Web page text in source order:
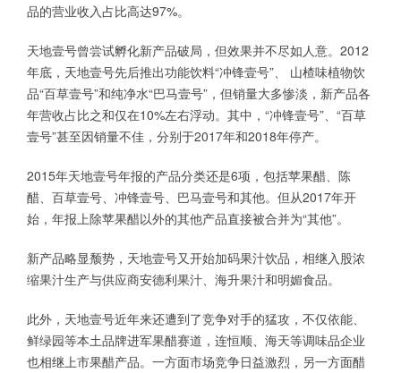
品的营业收入占比高达97%。
天地壹号曾尝试孵化新产品破局，但效果并不尽如人意。2012
年底，天地壹号先后推出功能饮料“冲锋壹号”、 山楂味植物饮
品“百草壹号”和纯净水“巴马壹号”，但销量大多惨淡，新产品各
年营收占比之和仅在10%左右浮动。其中，“冲锋壹号”、“百草
壹号”甚至因销量不佳，分别于2017年和2018年停产。
2015年天地壹号年报的产品分类还是6项，包括苹果醋、陈
醋、百草壹号、冲锋壹号、巴马壹号和其他。但从2017年开
始，年报上除苹果醋以外的其他产品直接被合并为“其他”。
新产品略显颓势，天地壹号又开始加码果汁饮品，相继入股浓
缩果汁生产与供应商安德利果汁、海升果汁和明媚食品。
此外，天地壹号近年来还遭到了竞争对手的猛攻，不仅依能、
鲜绿园等本土品牌进军果醋赛道，连恒顺、海天等调味品企业
也相继上市果醋产品。一方面市场竞争日益激烈，另一方面醋